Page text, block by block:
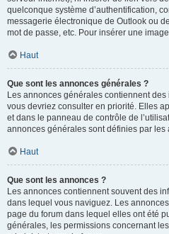
quelconque système d’authentification,
messagerie électronique de Outlook ou
mot de passe, etc. Pour insérer une
Haut
Que sont les annonces générales ?
Les annonces générales contiennent
vous devriez consulter en priorité. Elles
et dans le panneau de contrôle de
annonces générales sont définies par les
Haut
Que sont les annonces ?
Les annonces contiennent souvent des
dans lequel vous naviguez. Les
page du forum dans lequel elles ont été
générales, les permissions concernant